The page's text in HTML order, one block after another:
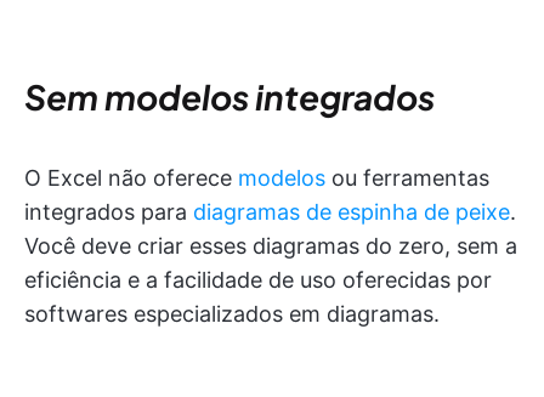
Sem modelos integrados
O Excel não oferece modelos ou ferramentas
integrados para diagramas de espinha de peixe.
Você deve criar esses diagramas do zero, sem a
eficiência e a facilidade de uso oferecidas por
softwares especializados em diagramas.